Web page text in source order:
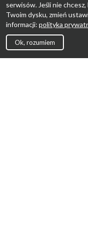
serwisów. Jeśli nie
Twoim dysku, zmień
informacji: polityka
Ok, rozumiem